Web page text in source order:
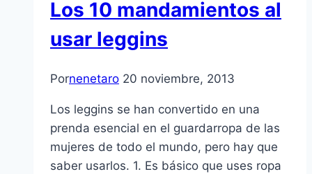
Los 10 mandamientos al
usar leggins
Pornenetaro 20 noviembre, 2013
Los leggins se han convertido en una
prenda esencial en el guardarropa de las
mujeres de todo el mundo, pero hay que
saber usarlos. 1. Es básico que uses ropa